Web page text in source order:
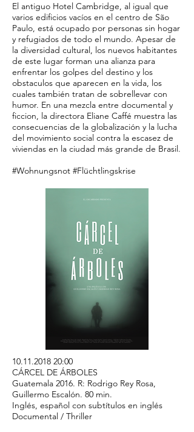
El antiguo Hotel Cambridge, al igual que
varios edificios vacíos en el centro de São
Paulo, está ocupado por personas sin hogar
y refugiados de todo el mundo. Apesar de
la diversidad cultural, los nuevos habitantes
de este lugar forman una alianza para
enfrentar los golpes del destino y los
obstaculos que aparecen en la vida, los
cuales también tratan de sobrellevar con
humor. En una mezcla entre documental y
ficcion, la directora Eliane Caffé muestra las
consecuencias de la globalización y la lucha
del movimiento social contra la escasez de
viviendas en la ciudad más grande de Brasil.
#Wohnungsnot #Flüchtlingskrise
10.11.2018 20:00
CÁRCEL DE ÁRBOLES
Guatemala 2016. R: Rodrigo Rey Rosa,
Guillermo Escalón. 80 min.
Inglés, español con subtítulos en inglés
Documental / Thriller